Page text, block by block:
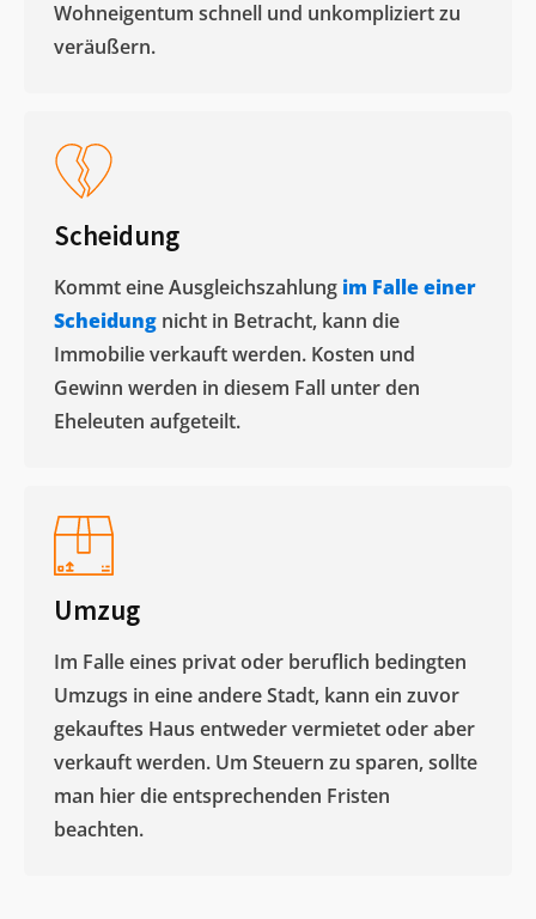
Wohneigentum schnell und unkompliziert zu
veräußern. ​
Scheidung
Kommt eine Ausgleichszahlung im Falle einer
Scheidung nicht in Betracht, kann die
Immobilie verkauft werden. Kosten und
Gewinn werden in diesem Fall unter den
Eheleuten aufgeteilt.​
Umzug
Im Falle eines privat oder beruflich bedingten
Umzugs in eine andere Stadt, kann ein zuvor
gekauftes Haus entweder vermietet oder aber
verkauft werden. Um Steuern zu sparen, sollte
man hier die entsprechenden Fristen
beachten.